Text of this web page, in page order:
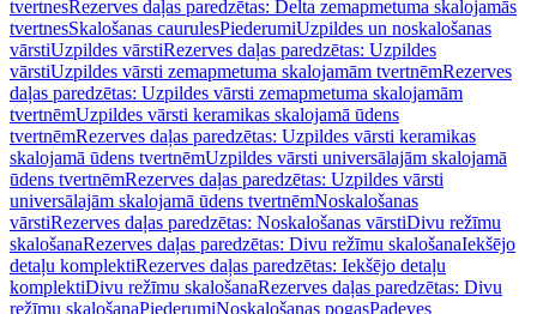
tvertnesRezerves daļas paredzētas: Delta zemapmetuma skalojamās
tvertnesSkalošanas caurulesPiederumiUzpildes un noskalošanas
vārstiUzpildes vārstiRezerves daļas paredzētas: Uzpildes
vārstiUzpildes vārsti zemapmetuma skalojamām tvertnēmRezerves
daļas paredzētas: Uzpildes vārsti zemapmetuma skalojamām
tvertnēmUzpildes vārsti keramikas skalojamā ūdens
tvertnēmRezerves daļas paredzētas: Uzpildes vārsti keramikas
skalojamā ūdens tvertnēmUzpildes vārsti universālajām skalojamā
ūdens tvertnēmRezerves daļas paredzētas: Uzpildes vārsti
universālajām skalojamā ūdens tvertnēmNoskalošanas
vārstiRezerves daļas paredzētas: Noskalošanas vārstiDivu režīmu
skalošanaRezerves daļas paredzētas: Divu režīmu skalošanaIekšējo
detaļu komplektiRezerves daļas paredzētas: Iekšējo detaļu
komplektiDivu režīmu skalošanaRezerves daļas paredzētas: Divu
režīmu skalošanaPiederumiNoskalošanas pogasPadeves